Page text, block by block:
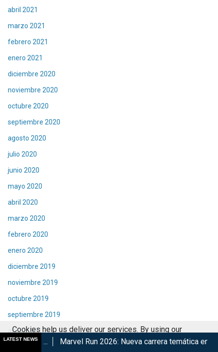
abril 2021
marzo 2021
febrero 2021
enero 2021
diciembre 2020
noviembre 2020
octubre 2020
septiembre 2020
agosto 2020
julio 2020
junio 2020
mayo 2020
abril 2020
marzo 2020
febrero 2020
enero 2020
diciembre 2019
noviembre 2019
octubre 2019
septiembre 2019
agosto 2019
LATEST NEWS
Marvel Run 2026: Nueva carrera temática en CDMX Retorna
Cookies help us deliver our services. By using our
services, you agree to our use of cookies.
Got it